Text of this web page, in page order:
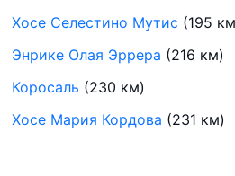
Хосе Селестино Мутис (195
Энрике Олая Эррера (216 км)
Коросаль (230 км)
Хосе Мария Кордова (231 км)